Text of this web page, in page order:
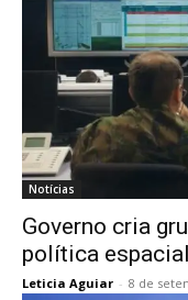
Notícias
Governo cria
política
Leticia Aguiar - 8 de